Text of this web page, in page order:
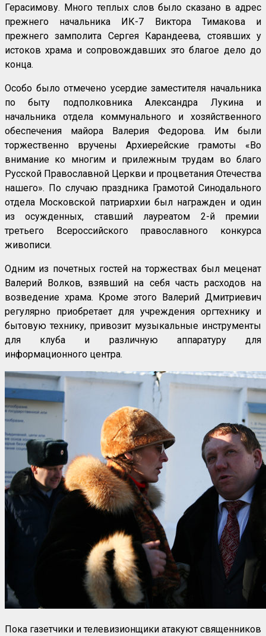
Герасимову. Много теплых слов было сказано в адрес
прежнего начальника ИК-7 Виктора Тимакова и
прежнего замполита Сергея Карандеева, стоявших у
истоков храма и сопровождавших это благое дело до
конца.
Особо было отмечено усердие заместителя начальника
по быту подполковника Александра Лукина и
начальника отдела коммунального и хозяйственного
обеспечения майора Валерия Федорова. Им были
торжественно вручены Архиерейские грамоты «Во
внимание ко многим и прилежным трудам во благо
Русской Православной Церкви и процветания Отечества
нашего». По случаю праздника Грамотой Синодального
отдела Московской патриархии был награжден и один
из осужденных, ставший лауреатом 2-й премии
третьего Всероссийского православного конкурса
живописи.
Одним из почетных гостей на торжествах был меценат
Валерий Волков, взявший на себя часть расходов на
возведение храма. Кроме этого Валерий Дмитриевич
регулярно приобретает для учреждения оргтехнику и
бытовую технику, привозит музыкальные инструменты
для клуба и различную аппаратуру для
информационного центра.
Пока газетчики и телевизионщики атакуют священников